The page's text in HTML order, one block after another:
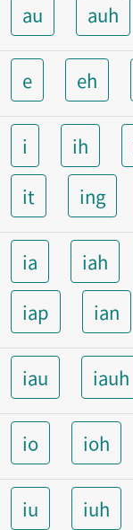
au auh
e eh
i ih
it
ing
ia iah
iap
ian
iau iauh
io ioh
iu iuh